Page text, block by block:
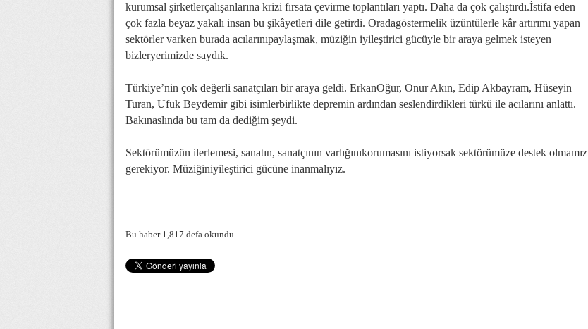
kurumsal şirketlerçalışanlarına krizi fırsata çevirme toplantıları yaptı. Daha da çok çalıştırdı.İstifa eden
çok fazla beyaz yakalı insan bu şikâyetleri dile getirdi. Oradagöstermelik üzüntülerle kâr artırımı yapan
sektörler varken burada acılarınıpaylaşmak, müziğin iyileştirici gücüyle bir araya gelmek isteyen
bizleryerimizde saydık.
Türkiye’nin çok değerli sanatçıları bir araya geldi. ErkanOğur, Onur Akın, Edip Akbayram, Hüseyin
Turan, Ufuk Beydemir gibi isimlerbirlikte depremin ardından seslendirdikleri türkü ile acılarını anlattı.
Bakınaslında bu tam da dediğim şeydi.
Sektörümüzün ilerlemesi, sanatın, sanatçının varlığınıkorumasını istiyorsak sektörümüze destek olmamız
gerekiyor. Müziğiniyileştirici gücüne inanmalıyız.
Bu haber 1,817 defa okundu.